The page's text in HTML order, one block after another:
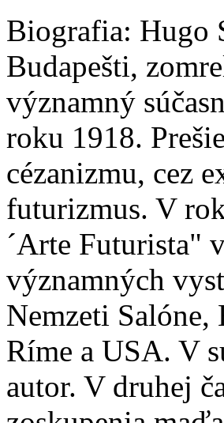
Biografia: Hugo
Budapešti,
významný
roku 1918.
cézanizmu, cez
futurizmus. V
´Arte Futurista"
významných
Nemzeti Salóne,
Ríme a USA. V
autor. V druhej